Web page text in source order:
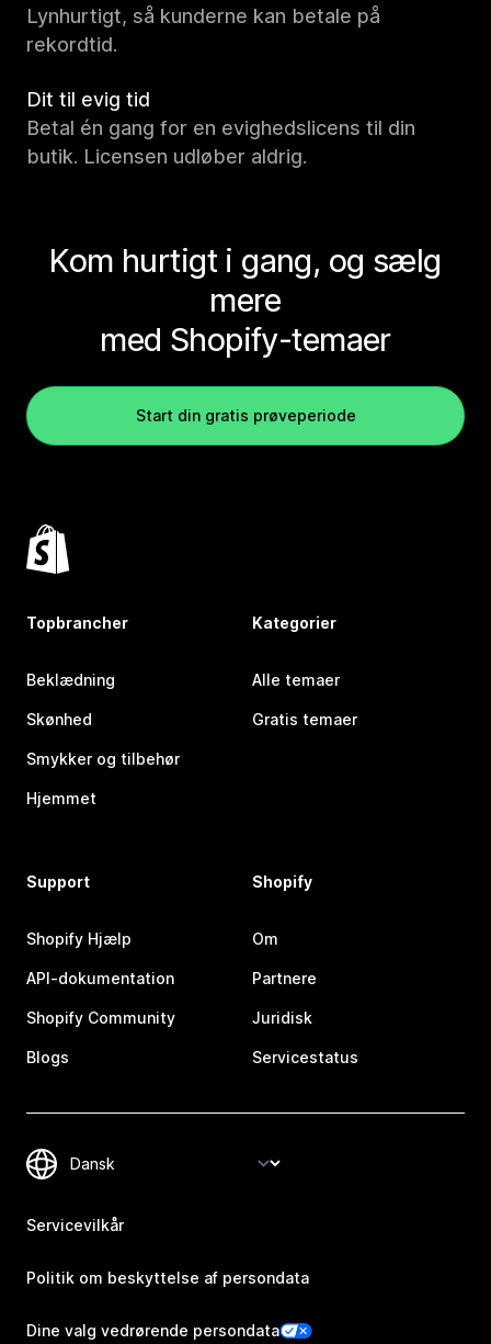
Lynhurtigt, så kunderne kan betale på
rekordtid.
Dit til evig tid
Betal én gang for en evighedslicens til din
butik. Licensen udløber aldrig.
Kom hurtigt i gang, og sælg
mere
med Shopify-temaer
Start din gratis prøveperiode
Topbrancher
Beklædning
Skønhed
Smykker og tilbehør
Hjemmet
Kategorier
Alle temaer
Gratis temaer
Support
Shopify Hjælp
API-dokumentation
Shopify Community
Blogs
Shopify
Om
Partnere
Juridisk
Servicestatus
Servicevilkår
Politik om beskyttelse af persondata
Dine valg vedrørende persondata